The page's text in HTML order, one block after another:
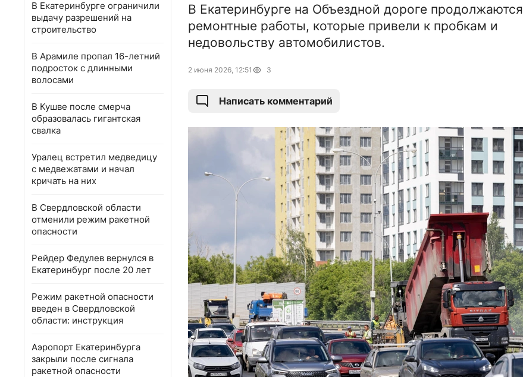
В Екатеринбурге ограничили
выдачу разрешений на
строительство
В Арамиле пропал 16-летний
подросток с длинными
волосами
В Кушве после смерча
образовалась гигантская
свалка
Уралец встретил медведицу
с медвежатами и начал
кричать на них
В Свердловской области
отменили режим ракетной
опасности
Рейдер Федулев вернулся в
Екатеринбург после 20 лет
Режим ракетной опасности
введен в Свердловской
области: инструкция
Аэропорт Екатеринбурга
закрыли после сигнала
ракетной опасности
В Екатеринбурге на Объездной дороге продолжаются
ремонтные работы, которые привели к пробкам и
недовольству автомобилистов.
2 июня 2026, 12:51 3
Написать комментарий